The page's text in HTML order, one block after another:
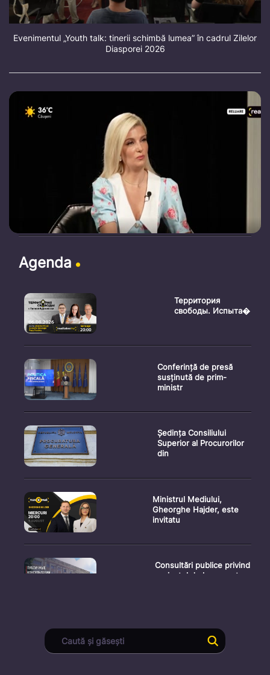
Evenimentul „Youth talk: tinerii schimbă lumea” în cadrul Zilelor
Diasporei 2026
Agenda
Территория
свободы. Испыта�
Conferință de presă
susținută de prim-
ministr
Ședința Consiliului
Superior al Procurorilor
din
Ministrul Mediului,
Gheorghe Hajder, este
invitatu
Consultări publice privind
proiectul de lege pent
Consultarea Publică CP-
01, dedicată Studiilor de